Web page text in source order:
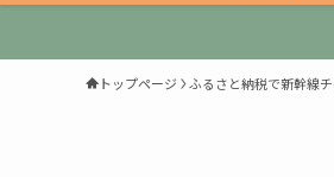
トップページ ふるさと納税で新幹線